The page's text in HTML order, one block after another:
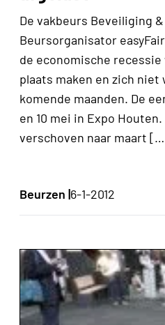
De vakbeurs Beveiliging
Beursorganisator
de economische
plaats maken en zich
komende maanden. De
en 10 mei in Expo
verschoven naar maart
Beurzen |6-1-2012